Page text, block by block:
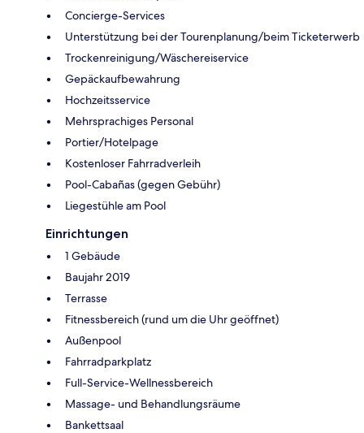
Concierge-Services
Unterstützung bei der Tourenplanung/beim Ticketerwerb
Trockenreinigung/Wäschereiservice
Gepäckaufbewahrung
Hochzeitsservice
Mehrsprachiges Personal
Portier/Hotelpage
Kostenloser Fahrradverleih
Pool-Cabañas (gegen Gebühr)
Liegestühle am Pool
Einrichtungen
1 Gebäude
Baujahr 2019
Terrasse
Fitnessbereich (rund um die Uhr geöffnet)
Außenpool
Fahrradparkplatz
Full-Service-Wellnessbereich
Massage- und Behandlungsräume
Bankettsaal